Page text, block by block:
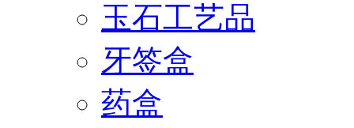
玉石工艺品
牙签盒
药盒